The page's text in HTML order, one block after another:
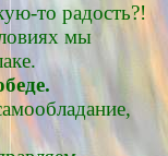
то радость?!
мы